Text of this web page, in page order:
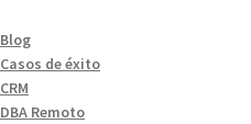
Blog
Casos de éxito
CRM
DBA Remoto